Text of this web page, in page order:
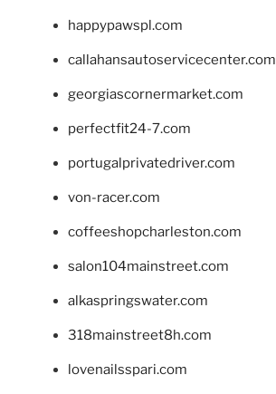
happypawspl.com
callahansautoservicecenter.com
georgiascornermarket.com
perfectfit24-7.com
portugalprivatedriver.com
von-racer.com
coffeeshopcharleston.com
salon104mainstreet.com
alkaspringswater.com
318mainstreet8h.com
lovenailsspari.com